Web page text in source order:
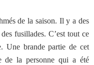
de la saison. Il y a des
fusillades. C’est tout ce
Une brande partie de cet
de la personne qui a été